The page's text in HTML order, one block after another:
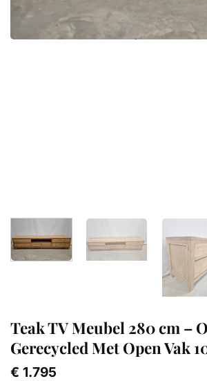
Teak TV Meubel 280 cm –
Gerecycled Met Open Vak
€ 1.795